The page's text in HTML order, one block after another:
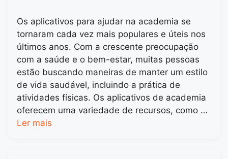
Os aplicativos para ajudar na academia se
tornaram cada vez mais populares e úteis nos
últimos anos. Com a crescente preocupação
com a saúde e o bem-estar, muitas pessoas
estão buscando maneiras de manter um estilo
de vida saudável, incluindo a prática de
atividades físicas. Os aplicativos de academia
oferecem uma variedade de recursos, como …
Ler mais